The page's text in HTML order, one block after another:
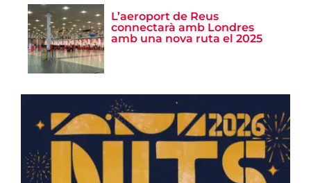
L’aeroport de Reus
connectarà amb Londres
amb una nova ruta el 2025